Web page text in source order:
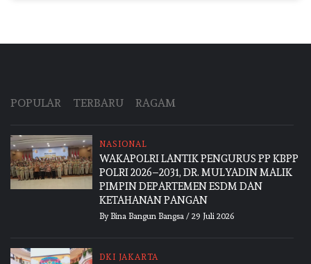
POPULAR TERBARU RAGAM
NASIONAL
WAKAPOLRI LANTIK PENGURUS PP KBPP
POLRI 2026–2031, DR. MULYADIN MALIK
PIMPIN DEPARTEMEN ESDM DAN
KETAHANAN PANGAN
By Bina Bangun Bangsa/ 29 Juli 2026
DKI JAKARTA